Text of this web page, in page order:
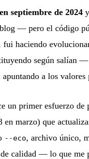
septiembre de 2024 y
— pero el código
fui haciendo
según salían
a los
un primer esfuerzo de
en marzo) que
--eco, archivo único,
calidad — lo que me